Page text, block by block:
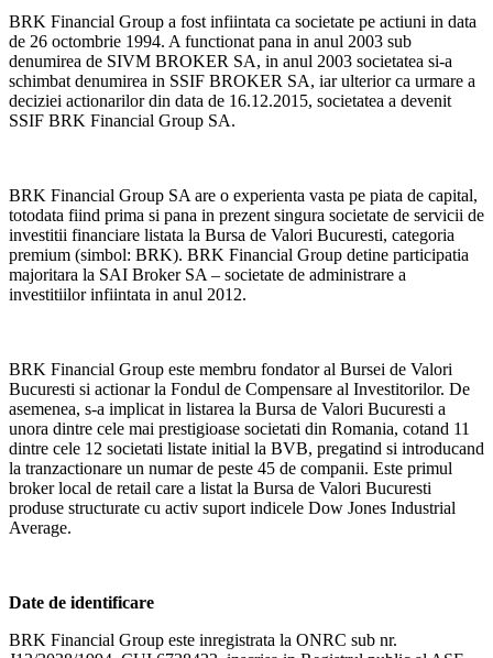
BRK Financial Group a fost infiintata ca societate pe actiuni in data
de 26 octombrie 1994. A functionat pana in anul 2003 sub
denumirea de SIVM BROKER SA, in anul 2003 societatea si-a
schimbat denumirea in SSIF BROKER SA, iar ulterior ca urmare a
deciziei actionarilor din data de 16.12.2015, societatea a devenit
SSIF BRK Financial Group SA.
BRK Financial Group SA are o experienta vasta pe piata de capital,
totodata fiind prima si pana in prezent singura societate de servicii de
investitii financiare listata la Bursa de Valori Bucuresti, categoria
premium (simbol: BRK). BRK Financial Group detine participatia
majoritara la SAI Broker SA – societate de administrare a
investitiilor infiintata in anul 2012.
BRK Financial Group este membru fondator al Bursei de Valori
Bucuresti si actionar la Fondul de Compensare al Investitorilor. De
asemenea, s-a implicat in listarea la Bursa de Valori Bucuresti a
unora dintre cele mai prestigioase societati din Romania, cotand 11
dintre cele 12 societati listate initial la BVB, pregatind si introducand
la tranzactionare un numar de peste 45 de companii. Este primul
broker local de retail care a listat la Bursa de Valori Bucuresti
produse structurate cu activ suport indicele Dow Jones Industrial
Average.
Date de identificare
BRK Financial Group este inregistrata la ONRC sub nr.